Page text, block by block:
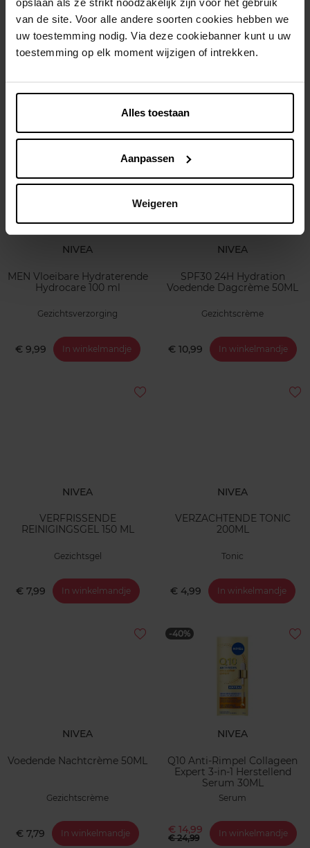
opslaan als ze strikt noodzakelijk zijn voor het gebruik
van de site. Voor alle andere soorten cookies hebben we
uw toestemming nodig. Via deze cookiebanner kunt u uw
toestemming op elk moment wijzigen of intrekken.
Alles toestaan
Aanpassen
Weigeren
L’ORÉAL PARIS
Filler Glass Skin Hydrogel
Glow Mask
In winkelmandje
NIVEA
MEN Gevoelige kalmerende
Sensitive 100 ml
€ 9,99
NIVEA
MEN Vloeibare Hydraterende
Hydrocare 100 ml
Gezichtsverzorging
€ 9,99 In winkelmandje
NIVEA
SPF30 24H Hydration
Voedende Dagcrème 50ML
Gezichtscrème
€ 10,99 In winkelmandje
NIVEA
VERFRISSENDE
REINIGINGSGEL 150 ML
Gezichtsgel
€ 7,99 In winkelmandje
NIVEA
VERZACHTENDE TONIC
200ML
Tonic
€ 4,99 In winkelmandje
NIVEA
Voedende Nachtcrème 50ML
Gezichtscrème
€ 7,79 In winkelmandje
-40%
NIVEA
Q10 Anti-Rimpel Collageen
Expert 3-in-1 Herstellend
Serum 30ML
Serum
€ 14,99
€ 24,99 In winkelmandje